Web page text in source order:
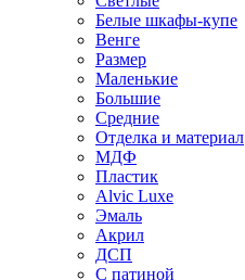
Белые шкафы-купе
Венге
Размер
Маленькие
Большие
Средние
Отделка и материал
МДФ
Пластик
Alvic Luxe
Эмаль
Акрил
ДСП
С патиной